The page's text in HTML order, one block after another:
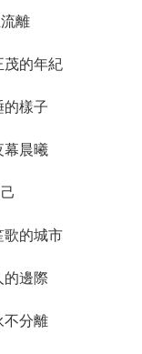
離
茂的年紀
的樣子
幕晨曦
歌的城市
的邊際
不分離